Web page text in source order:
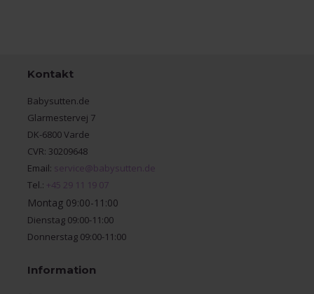
Kontakt
Babysutten.de
Glarmestervej 7
DK-6800 Varde
CVR: 30209648
Email: service@babysutten.de
Tel.: +45 29 11 19 07
Montag 09:00-11:00
Dienstag 09:00-11:00
Donnerstag 09:00-11:00
Information